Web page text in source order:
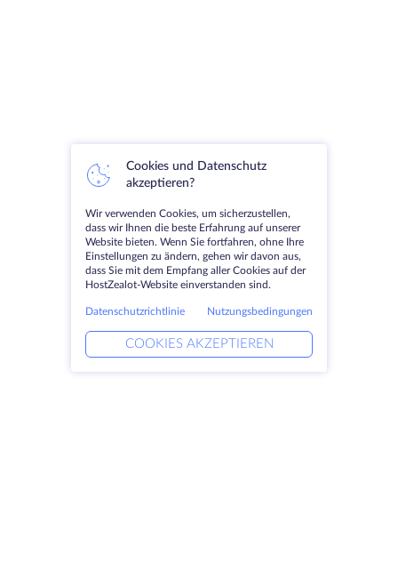
Cookies und Datenschutz
akzeptieren?
Wir verwenden Cookies, um sicherzustellen,
dass wir Ihnen die beste Erfahrung auf unserer
Website bieten. Wenn Sie fortfahren, ohne Ihre
Einstellungen zu ändern, gehen wir davon aus,
dass Sie mit dem Empfang aller Cookies auf der
HostZealot-Website einverstanden sind.
Datenschutzrichtlinie Nutzungsbedingungen
COOKIES AKZEPTIEREN